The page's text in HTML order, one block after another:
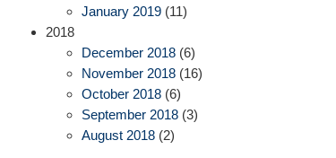
January 2019(11)
2018
December 2018(6)
November 2018(16)
October 2018(6)
September 2018(3)
August 2018(2)